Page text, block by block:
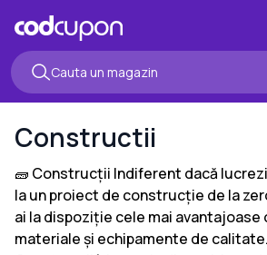
Constructii
🧱 Construcții Indiferent dacă
la un proiect de construcție de la
ai la dispoziție cele mai
materiale și echipamente de